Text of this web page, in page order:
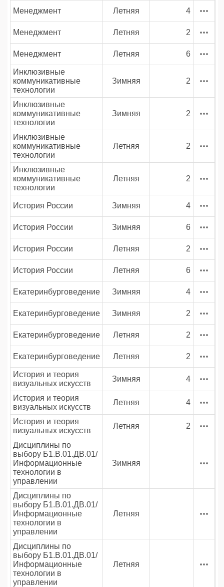
Менеджмент Летняя 4
Менеджмент Летняя 2
Менеджмент Летняя 6
Инклюзивные
коммуникативные
технологии
Зимняя 2
Инклюзивные
коммуникативные
технологии
Зимняя 2
Инклюзивные
коммуникативные
технологии
Летняя 2
Инклюзивные
коммуникативные
технологии
Летняя 2
История России Зимняя 4
История России Зимняя 6
История России Летняя 2
История России Летняя 6
Екатеринбурговедение Зимняя 4
Екатеринбурговедение Зимняя 2
Екатеринбурговедение Летняя 2
Екатеринбурговедение Летняя 2
История и теория
визуальных искусств
Зимняя 4
История и теория
визуальных искусств
Летняя 4
История и теория
визуальных искусств
Летняя 2
Дисциплины по
выбору Б1.В.01.ДВ.01/
Информационные
технологии в
управлении
Зимняя
Дисциплины по
выбору Б1.В.01.ДВ.01/
Информационные
технологии в
управлении
Летняя
Дисциплины по
выбору Б1.В.01.ДВ.01/
Информационные
технологии в
управлении
Летняя